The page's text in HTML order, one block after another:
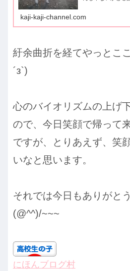
た。大丈夫か、息
kaji-kaji-channel.com
紆余曲折を経てやっとこ
´з`)
心のバイオリズムの上げ
ので、今日笑顔で帰って
ですが、とりあえず、笑
いなと思います。
それでは今日もありがと
(@^^)/~~~
にほんブログ村